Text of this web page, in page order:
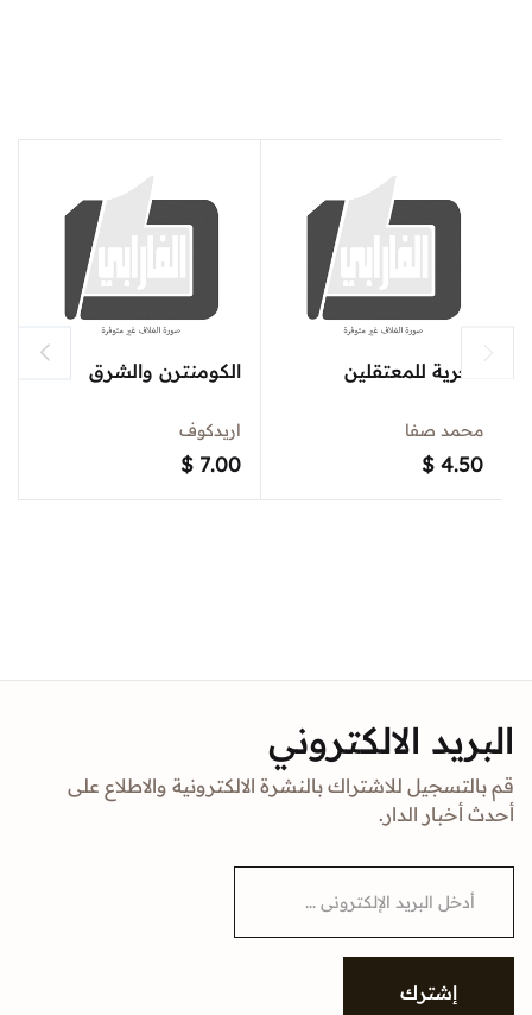
الكومنترن والشرق
اريدكوف
$ 7.00
الحرية للمعتقلين
محمد صفا
$ 4.50
البريد الالكتروني
قم بالتسجيل للاشتراك بالنشرة الالكترونية والاطلاع على
أحدث أخبار الدار.
i
إشترك